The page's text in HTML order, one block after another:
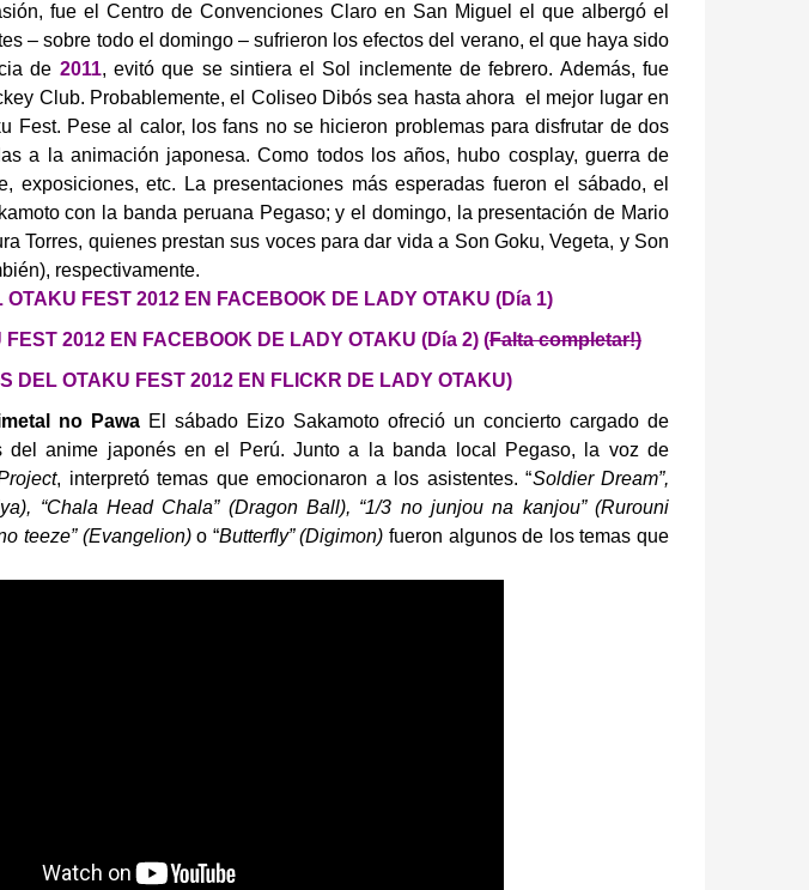
fue el Centro de Convenciones Claro en San Miguel el que albergó el
– sobre todo el domingo – sufrieron los efectos del verano, el que haya sido
de 2011, evitó que se sintiera el Sol inclemente de febrero. Además, fue
Club. Probablemente, el Coliseo Dibós sea hasta ahora el mejor lugar en
Fest. Pese al calor, los fans no se hicieron problemas para disfrutar de dos
a la animación japonesa. Como todos los años, hubo cosplay, guerra de
exposiciones, etc. La presentaciones más esperadas fueron el sábado, el
con la banda peruana Pegaso; y el domingo, la presentación de Mario
Torres, quienes prestan sus voces para dar vida a Son Goku, Vegeta, y Son
respectivamente.
OTAKU FEST 2012 EN FACEBOOK DE LADY OTAKU (Día 1)
2012 EN FACEBOOK DE LADY OTAKU (Día 2) (Falta completar!)
DEL OTAKU FEST 2012 EN FLICKR DE LADY OTAKU)
no Pawa El sábado Eizo Sakamoto ofreció un concierto cargado de
del anime japonés en el Perú. Junto a la banda local Pegaso, la voz de
, interpretó temas que emocionaron a los asistentes. “Soldier Dream”,
“Chala Head Chala” (Dragon Ball), “1/3 no junjou na kanjou” (Rurouni
teeze” (Evangelion)o “Butterfly” (Digimon) fueron algunos de los temas que